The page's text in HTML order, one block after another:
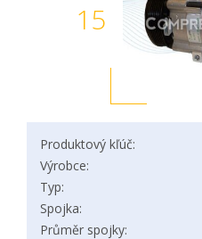
15
Produktový kľúč:
Výrobce:
Typ:
Spojka:
Průměr spojky: